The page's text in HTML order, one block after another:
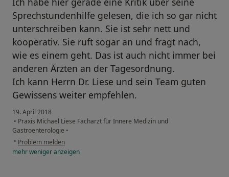
Sprechstundenhilfe gelesen, die ich so gar nicht
unterschreiben kann. Sie ist sehr nett und
kooperativ. Sie ruft sogar an und fragt nach,
wie es einem geht. Das ist auch nicht immer bei
anderen Ärzten an der Tagesordnung.
Ich kann Herrn Dr. Liese und sein Team guten
Gewissens weiter empfehlen.
19. April 2018
• Praxis Michael Liese Facharzt für Innere Medizin und
Gastroenterologie •
• Problem melden
mehrwenigeranzeigen